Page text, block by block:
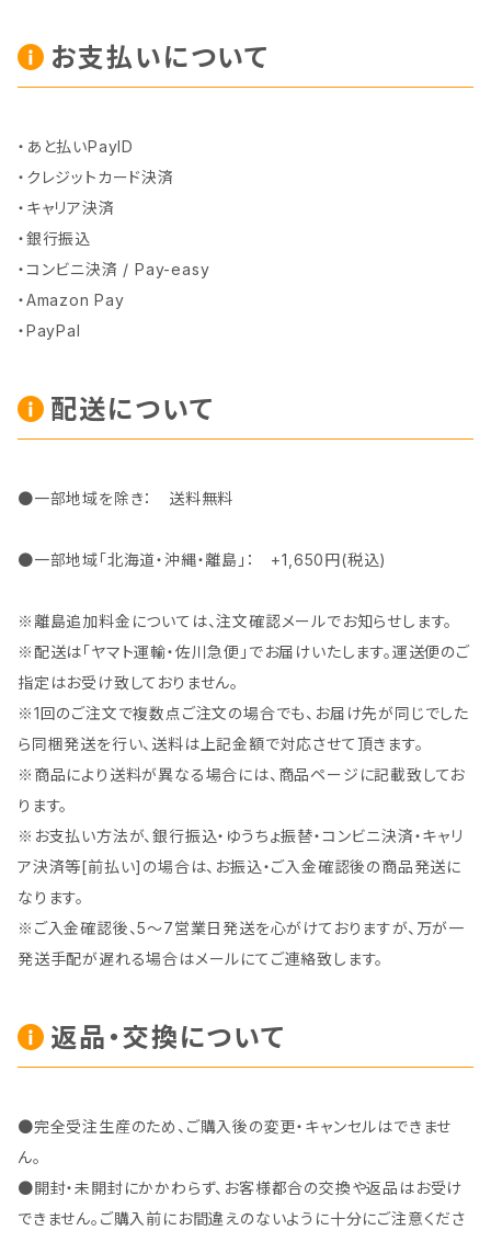
お支払いについて
・あと払いPayID
・クレジットカード決済
・キャリア決済
・銀行振込
・コンビニ決済 / Pay-easy
・Amazon Pay
・PayPal
配送について
●一部地域を除き： 送料無料
●一部地域「北海道・沖縄・離島」： +1,650円(税込)
※離島追加料金については、注文確認メールでお知らせします。
※配送は「ヤマト運輸・佐川急便」でお届けいたします。運送便のご
指定はお受け致しておりません。
※1回のご注文で複数点ご注文の場合でも、お届け先が同じでした
ら同梱発送を行い、送料は上記金額で対応させて頂きます。
※商品により送料が異なる場合には、商品ページに記載致してお
ります。
※お支払い方法が、銀行振込・ゆうちょ振替・コンビニ決済・キャリ
ア決済等[前払い]の場合は、お振込・ご入金確認後の商品発送に
なります。
※ご入金確認後、5～7営業日発送を心がけておりますが、万が一
発送手配が遅れる場合はメールにてご連絡致します。
返品・交換について
●完全受注生産のため、ご購入後の変更・キャンセルはできませ
ん。
●開封・未開封にかかわらず、お客様都合の交換や返品はお受け
できません。ご購入前にお間違えのないように十分にご注意くださ